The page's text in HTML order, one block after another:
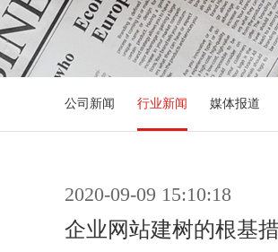
公司新闻 行业新闻 媒体报道
2020-09-09 15:10:18
企业网站建树的根基